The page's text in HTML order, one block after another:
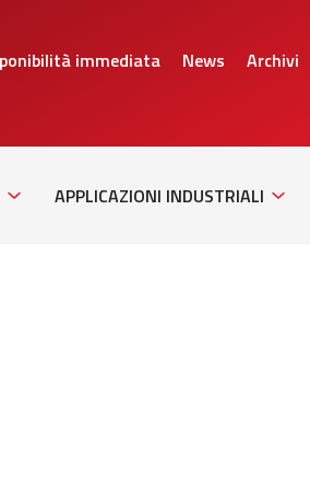
immediata News Archivi
NavigationAPPLICAZIONI INDUSTRIALI